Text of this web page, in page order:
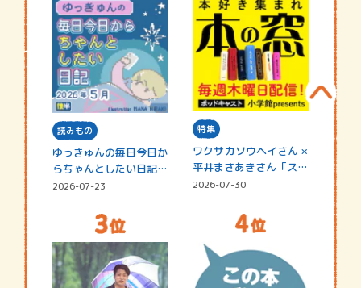
読みもの
ゆっきゅんの毎日今日か
らちゃんとしたい日記
☆202…
2026-07-23
特集
ワクサカソウヘイさん ×
平井まさあきさん「スペ
シャ…
2026-07-30